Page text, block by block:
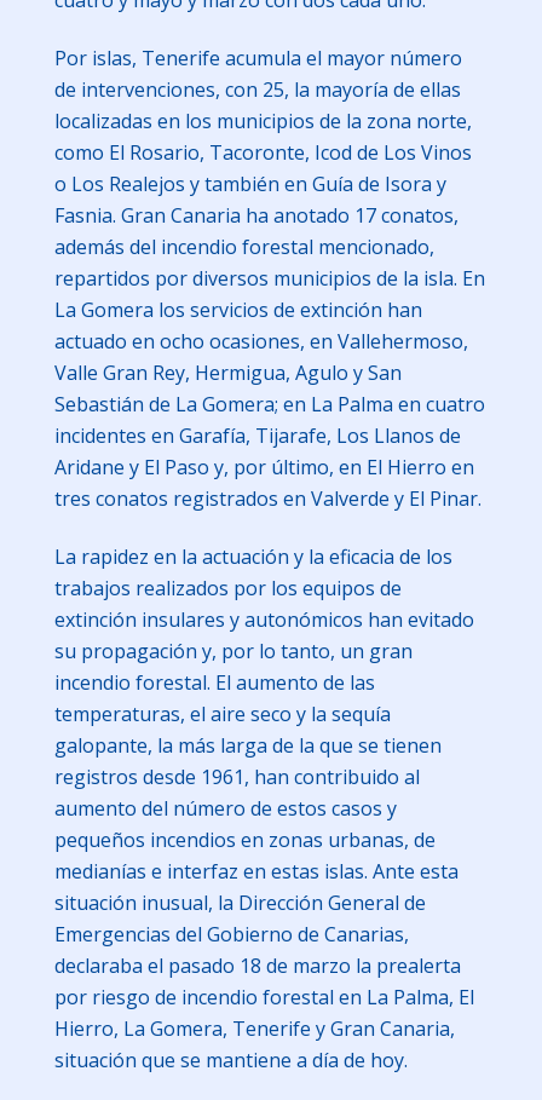
Por islas, Tenerife acumula el mayor número
de intervenciones, con 25, la mayoría de ellas
localizadas en los municipios de la zona norte,
como El Rosario, Tacoronte, Icod de Los Vinos
o Los Realejos y también en Guía de Isora y
Fasnia. Gran Canaria ha anotado 17 conatos,
además del incendio forestal mencionado,
repartidos por diversos municipios de la isla. En
La Gomera los servicios de extinción han
actuado en ocho ocasiones, en Vallehermoso,
Valle Gran Rey, Hermigua, Agulo y San
Sebastián de La Gomera; en La Palma en cuatro
incidentes en Garafía, Tijarafe, Los Llanos de
Aridane y El Paso y, por último, en El Hierro en
tres conatos registrados en Valverde y El Pinar.
La rapidez en la actuación y la eficacia de los
trabajos realizados por los equipos de
extinción insulares y autonómicos han evitado
su propagación y, por lo tanto, un gran
incendio forestal. El aumento de las
temperaturas, el aire seco y la sequía
galopante, la más larga de la que se tienen
registros desde 1961, han contribuido al
aumento del número de estos casos y
pequeños incendios en zonas urbanas, de
medianías e interfaz en estas islas. Ante esta
situación inusual, la Dirección General de
Emergencias del Gobierno de Canarias,
declaraba el pasado 18 de marzo la prealerta
por riesgo de incendio forestal en La Palma, El
Hierro, La Gomera, Tenerife y Gran Canaria,
situación que se mantiene a día de hoy.